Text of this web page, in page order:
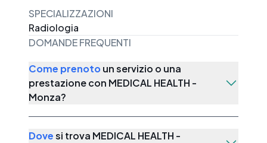
SPECIALIZZAZIONI
Radiologia
DOMANDE FREQUENTI
Come prenotoun servizio o una
prestazione con MEDICAL HEALTH -
Monza?
Dovesi trova MEDICAL HEALTH -